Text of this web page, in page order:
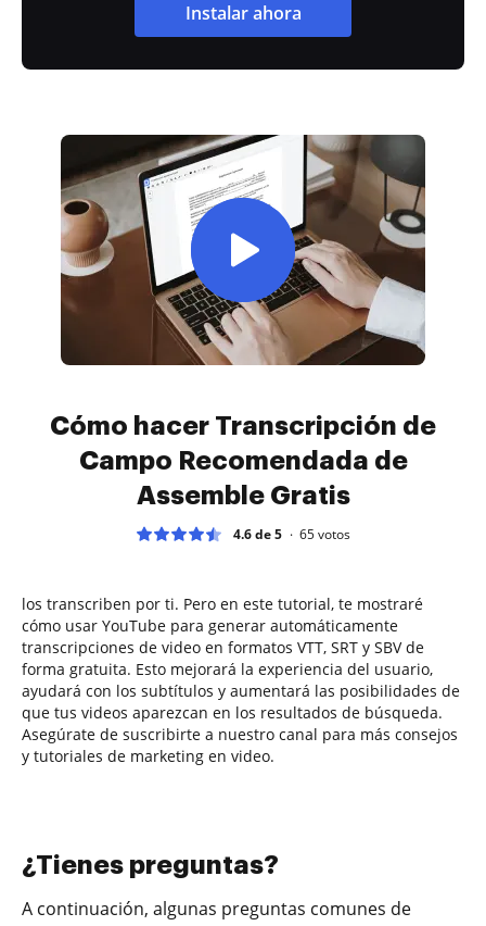
Instalar ahora
Cómo hacer Transcripción de
Campo Recomendada de
Assemble Gratis
4.6 de 5 65votos
los transcriben por ti. Pero en este tutorial, te mostraré
cómo usar YouTube para generar automáticamente
transcripciones de video en formatos VTT, SRT y SBV de
forma gratuita. Esto mejorará la experiencia del usuario,
ayudará con los subtítulos y aumentará las posibilidades de
que tus videos aparezcan en los resultados de búsqueda.
Asegúrate de suscribirte a nuestro canal para más consejos
y tutoriales de marketing en video.
¿Tienes preguntas?
A continuación, algunas preguntas comunes de